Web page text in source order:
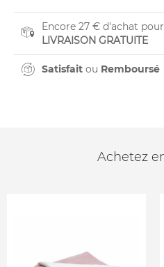
Encore 27 € d'achat
LIVRAISON GRATUITE
Satisfait ou Remboursé
Achetez